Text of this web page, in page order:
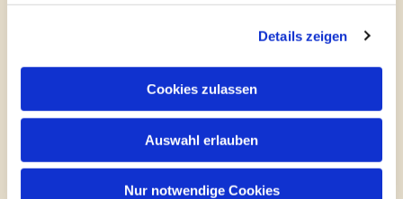
Details zeigen
Cookies zulassen
Auswahl erlauben
Nur notwendige Cookies
Newsletter abonnieren
Kontakt und Öffnungszeiten
Gemeinde- und Friedhofsamt
Montag: geschlossen
Nachmittags nach Vereinbarung